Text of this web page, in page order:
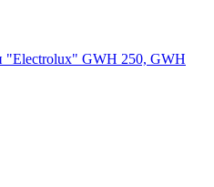
"Electrolux" GWH 250, GWH